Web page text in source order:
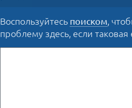
Воспользуйтесь поиском,
проблему здесь, если таковая